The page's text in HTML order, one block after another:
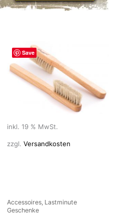
Save
inkl. 19 % MwSt.
zzgl. Versandkosten
Accessoires, Lastminute
Geschenke